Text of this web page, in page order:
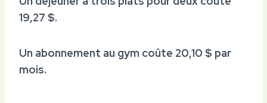
19,27 $.
Un abonnement au gym coûte 20,10 $ par
mois.